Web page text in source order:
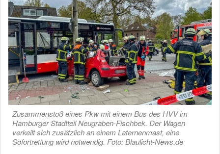
Zusammenstoß eines Pkw mit einem Bus des HVV im
Hamburger Stadtteil Neugraben-Fischbek. Der Wagen
verkeilt sich zusätzlich an einem Laternenmast, eine
Sofortrettung wird notwendig. Foto: Blaulicht-News.de